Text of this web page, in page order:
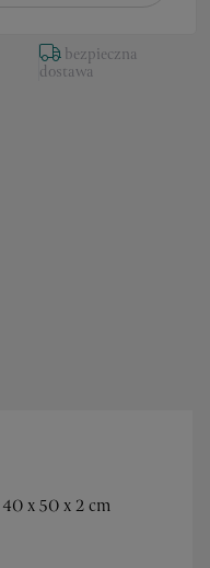
bezpieczna
dostawa
40 x 50 x 2 cm